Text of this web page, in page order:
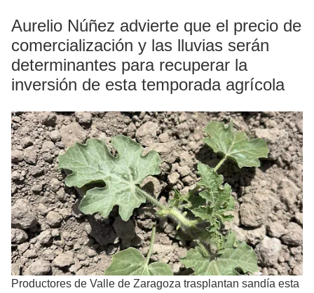
Aurelio Núñez advierte que el precio de
comercialización y las lluvias serán
determinantes para recuperar la
inversión de esta temporada agrícola
Productores de Valle de Zaragoza trasplantan sandía esta